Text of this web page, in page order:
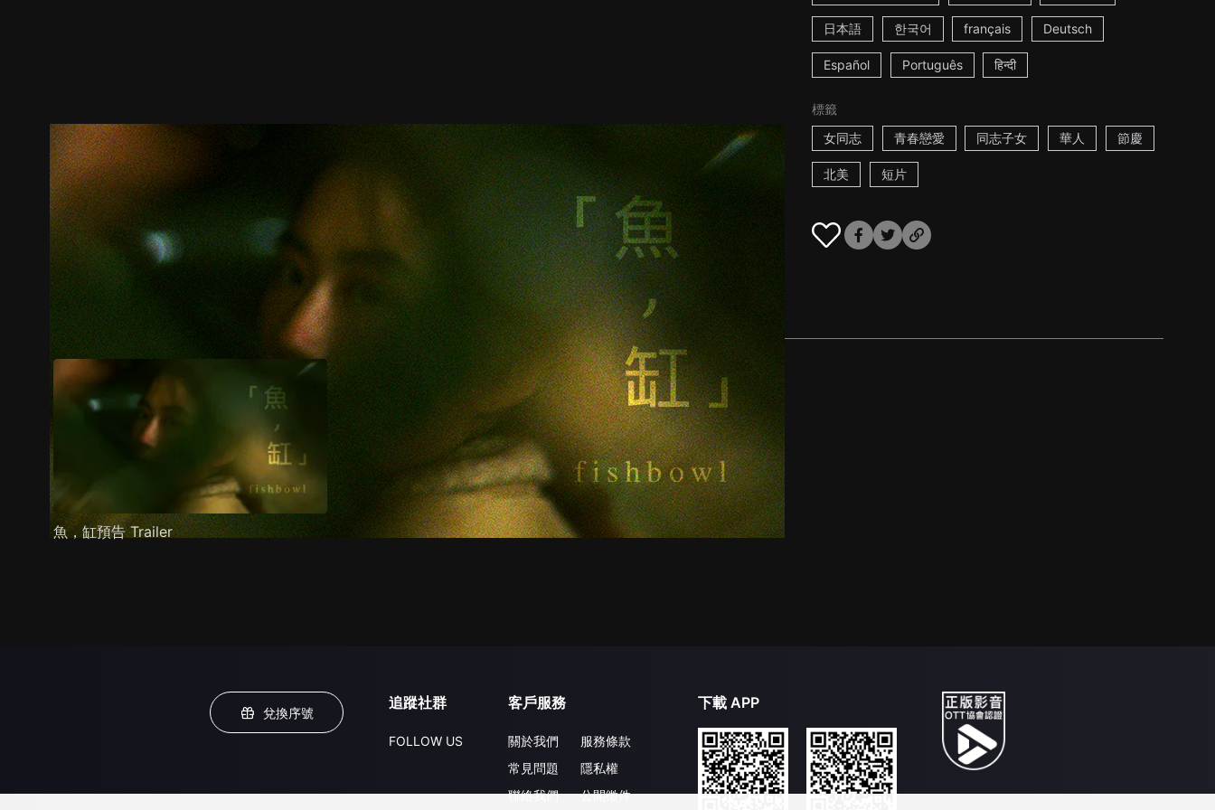
日本語 한국어 français Deutsch
Español Português हिन्दी
標籤
女同志
青春戀愛 同志子女 華人 節慶
北美 短片
預告 劇照 劇情介紹
魚，缸預告 Trailer
兌換序號
追蹤社群
FOLLOW US
客戶服務
關於我們
常見問題
聯絡我們
服務條款
隱私權
公開徵件
下載 APP